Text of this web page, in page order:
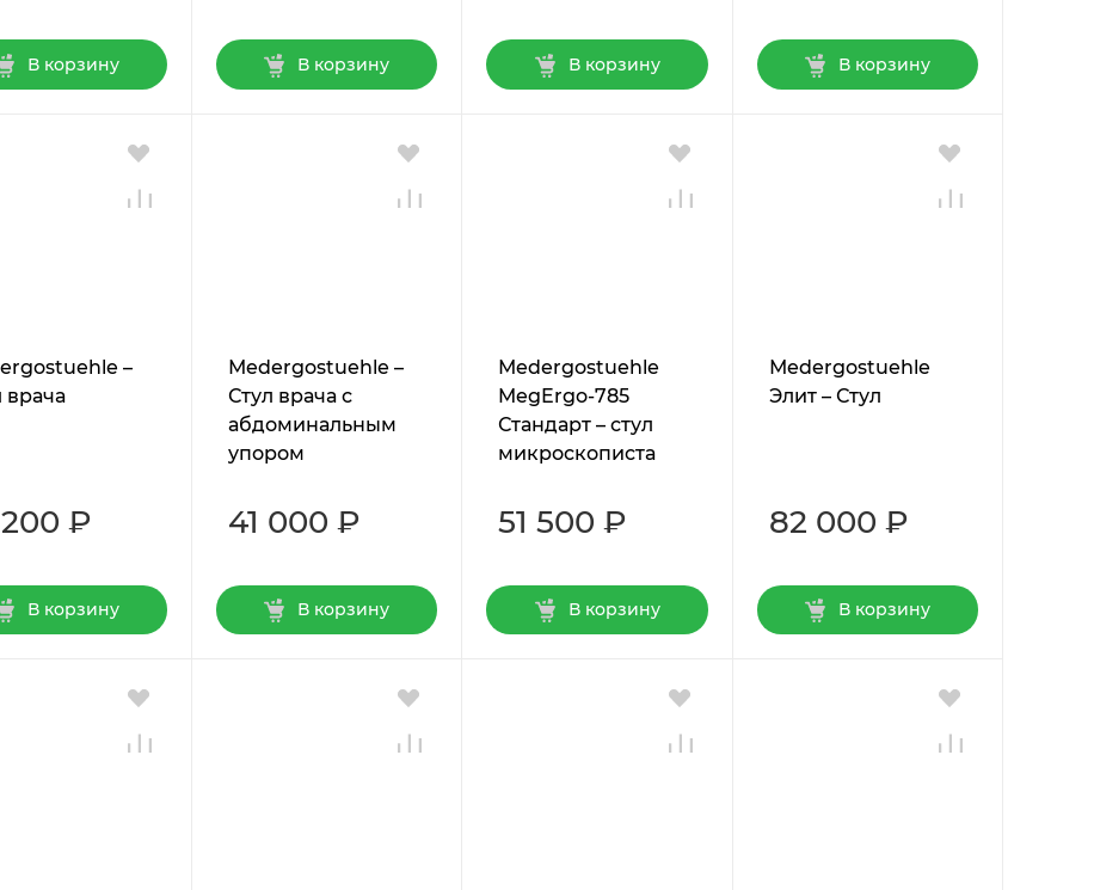
В корзину В корзину В корзину В корзину
–
врача
₽
В корзину
Мedergostuehle –
Стул врача с
абдоминальным
упором
41 000 ₽
В корзину
Мedergostuehle
MegErgo-785
Стандарт – стул
микроскописта
51 500 ₽
В корзину
Мedergostuehle
Элит – Стул
82 000 ₽
В корзину